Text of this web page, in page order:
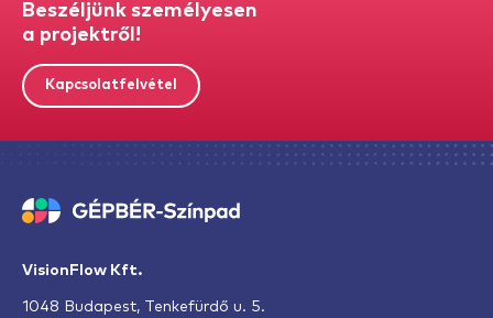
VisionFlow Kft.
1048 Budapest, Tenkefürdő u. 5.
Beszéljünk személyesen
a projektről!
Kapcsolatfelvétel